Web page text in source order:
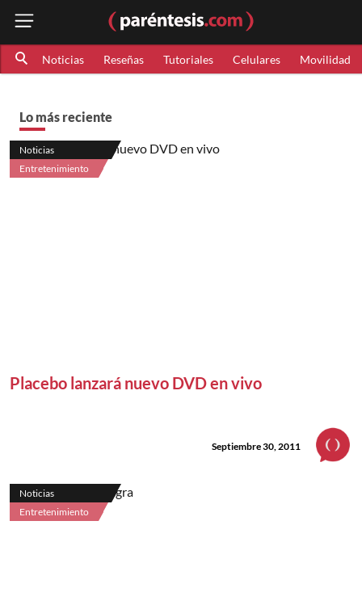
Noticias Reseñas Tutoriales Celulares Movilidad
Lo más reciente
Noticias
Entretenimiento
Placebo lanzará nuevo DVD en vivo
Septiembre 30, 2011
Noticias
Entretenimiento